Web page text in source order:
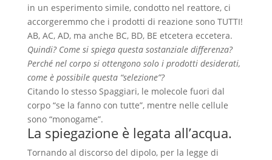
in un esperimento simile, condotto nel reattore, ci
accorgeremmo che i prodotti di reazione sono TUTTI!
AB, AC, AD, ma anche BC, BD, BE etcetera eccetera.
Quindi? Come si spiega questa sostanziale differenza?
Perché nel corpo si ottengono solo i prodotti desiderati,
come è possibile questa “selezione”?
Citando lo stesso Spaggiari, le molecole fuori dal
corpo “se la fanno con tutte”, mentre nelle cellule
sono “monogame”.
La spiegazione è legata all’acqua.
Tornando al discorso del dipolo, per la legge di